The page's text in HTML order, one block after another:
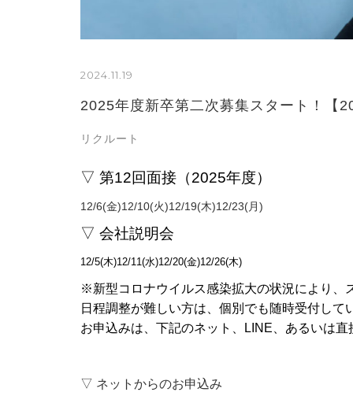
2024.11.19
2025年度新卒第二次募集スタート！【
リクルート
▽ 第12回面接（2025年度）
12/6(金)12/10(火)12/19(木)12/23(月)
▽ 会社説明会
12/5(木)12/11(水)12/20(金)12/26(木)
※新型コロナウイルス感染拡大の状況により、
日程調整が難しい方は、個別でも随時受付し
お申込みは、下記のネット、LINE、あるいは
▽ ネットからのお申込み